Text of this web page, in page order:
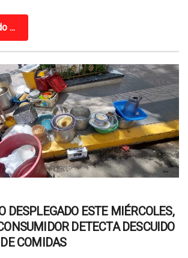
...
DESPLEGADO ESTE MIÉRCOLES,
DETECTA DESCUIDO
COMIDAS